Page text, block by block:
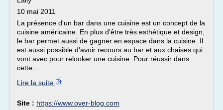
10 mai 2011
La présence d'un bar dans une cuisine est un concept de la
cuisine américaine. En plus d'être très esthétique et design,
le bar permet aussi de gagner en espace dans la cuisine. Il
est aussi possible d'avoir recours au bar et aux chaises qui
vont avec pour relooker une cuisine. Pour réussir dans
cette...
Lire la suite
Site : https://www.over-blog.com